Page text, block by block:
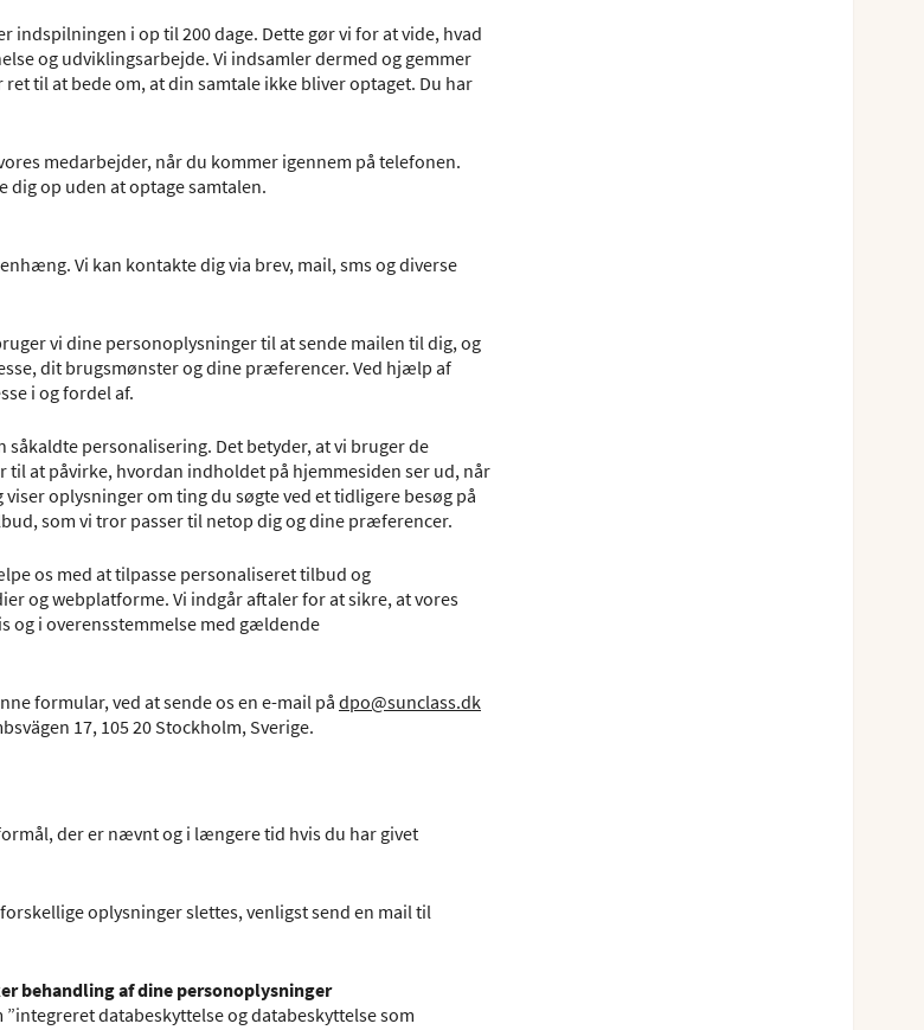
indspilningen i op til 200 dage. Dette gør vi for at vide, hvad
og udviklingsarbejde. Vi indsamler dermed og gemmer
til at bede om, at din samtale ikke bliver optaget. Du har
medarbejder, når du kommer igennem på telefonen.
op uden at optage samtalen.
Vi kan kontakte dig via brev, mail, sms og diverse
vi dine personoplysninger til at sende mailen til dig, og
dit brugsmønster og dine præferencer. Ved hjælp af
i og fordel af.
personalisering. Det betyder, at vi bruger de
til at påvirke, hvordan indholdet på hjemmesiden ser ud, når
oplysninger om ting du søgte ved et tidligere besøg på
som vi tror passer til netop dig og dine præferencer.
os med at tilpasse personaliseret tilbud og
og webplatforme. Vi indgår aftaler for at sikre, at vores
og i overensstemmelse med gældende
formular, ved at sende os en e-mail pådpo@sunclass.dk
17, 105 20 Stockholm, Sverige.
der er nævnt og i længere tid hvis du har givet
oplysninger slettes, venligst send en mail til
behandling af dine personoplysninger
databeskyttelse og databeskyttelse som